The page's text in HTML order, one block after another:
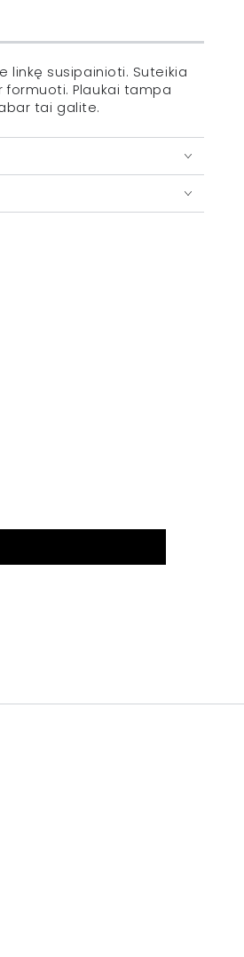
linkę susipainioti. Suteikia
Plaukai tampa
tai galite.